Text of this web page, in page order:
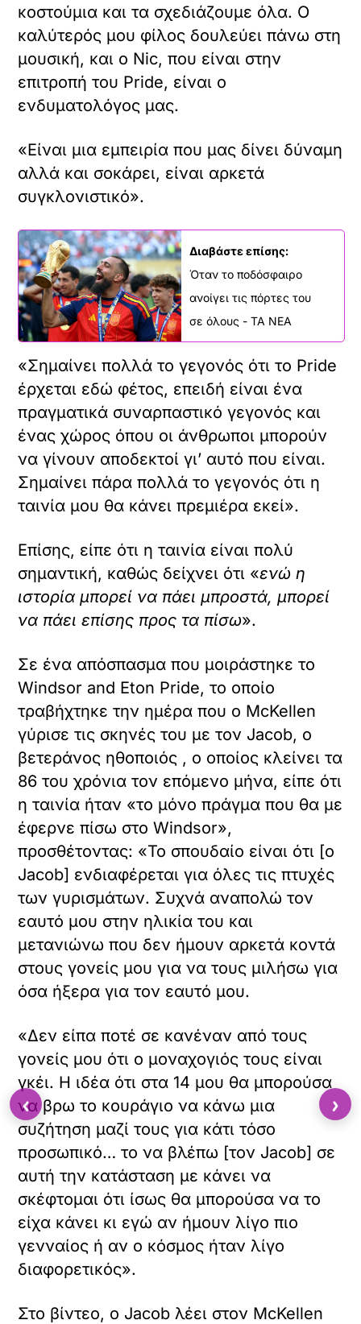
κοστούμια και τα σχεδιάζουμε όλα. Ο
καλύτερός μου φίλος δουλεύει πάνω στη
μουσική, και ο Nic, που είναι στην
επιτροπή του Pride, είναι ο
ενδυματολόγος μας.
«Είναι μια εμπειρία που μας δίνει δύναμη
αλλά και σοκάρει, είναι αρκετά
συγκλονιστικό».
Διαβάστε επίσης:
Όταν το ποδόσφαιρο
ανοίγει τις πόρτες του
σε όλους - ΤΑ ΝΕΑ
«Σημαίνει πολλά το γεγονός ότι το Pride
έρχεται εδώ φέτος, επειδή είναι ένα
πραγματικά συναρπαστικό γεγονός και
ένας χώρος όπου οι άνθρωποι μπορούν
να γίνουν αποδεκτοί γι’ αυτό που είναι.
Σημαίνει πάρα πολλά το γεγονός ότι η
ταινία μου θα κάνει πρεμιέρα εκεί».
Επίσης, είπε ότι η ταινία είναι πολύ
σημαντική, καθώς δείχνει ότι «ενώ η
ιστορία μπορεί να πάει μπροστά, μπορεί
να πάει επίσης προς τα πίσω».
Σε ένα απόσπασμα που μοιράστηκε το
Windsor and Eton Pride, το οποίο
τραβήχτηκε την ημέρα που ο McKellen
γύρισε τις σκηνές του με τον Jacob, ο
βετεράνος ηθοποιός , ο οποίος κλείνει τα
86 του χρόνια τον επόμενο μήνα, είπε ότι
η ταινία ήταν «το μόνο πράγμα που θα με
έφερνε πίσω στο Windsor»,
προσθέτοντας: «Το σπουδαίο είναι ότι [ο
Jacob] ενδιαφέρεται για όλες τις πτυχές
των γυρισμάτων. Συχνά αναπολώ τον
εαυτό μου στην ηλικία του και
μετανιώνω που δεν ήμουν αρκετά κοντά
στους γονείς μου για να τους μιλήσω για
όσα ήξερα για τον εαυτό μου.
«Δεν είπα ποτέ σε κανέναν από τους
γονείς μου ότι ο μοναχογιός τους είναι
γκέι. Η ιδέα ότι στα 14 μου θα μπορούσα
να βρω το κουράγιο να κάνω μια
συζήτηση μαζί τους για κάτι τόσο
προσωπικό… το να βλέπω [τον Jacob] σε
αυτή την κατάσταση με κάνει να
σκέφτομαι ότι ίσως θα μπορούσα να το
είχα κάνει κι εγώ αν ήμουν λίγο πιο
γενναίος ή αν ο κόσμος ήταν λίγο
διαφορετικός».
Στο βίντεο, ο Jacob λέει στον McKellen
‹ ›